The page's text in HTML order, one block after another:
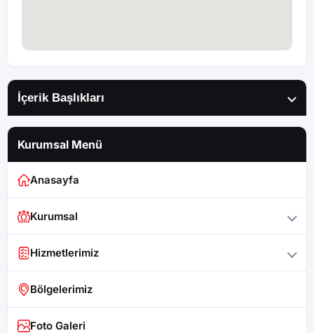
İçerik Başlıkları
Kurumsal Menü
Anasayfa
Kurumsal
Hizmetlerimiz
Bölgelerimiz
Foto Galeri